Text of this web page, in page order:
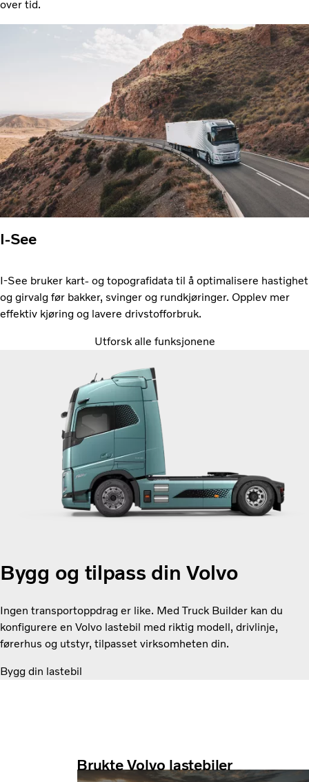
over tid.
I-See
I-See bruker kart- og topografidata til å optimalisere hastighet
og girvalg før bakker, svinger og rundkjøringer. Opplev mer
effektiv kjøring og lavere drivstofforbruk.
Utforsk alle funksjonene
Bygg og tilpass din Volvo
Ingen transportoppdrag er like. Med Truck Builder kan du
konfigurere en Volvo lastebil med riktig modell, drivlinje,
førerhus og utstyr, tilpasset virksomheten din.
Bygg din lastebil
Brukte Volvo lastebiler